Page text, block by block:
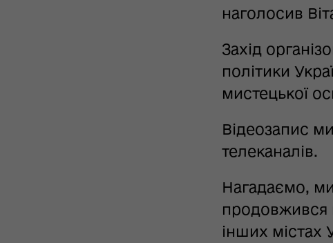
наголосив
Захід
політики
мистецької
Відеозапис
телеканалів.
Нагадаємо,
продовжився
інших містах